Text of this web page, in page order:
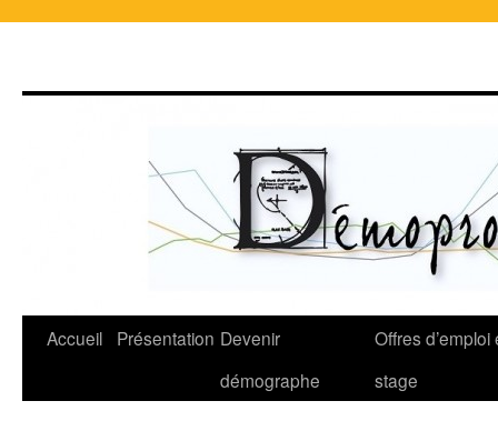
Accueil Présentation Devenir
démographe
Offres d’emploi
stage